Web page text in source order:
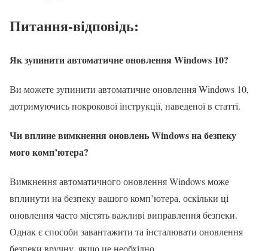
Питання-відповідь:
Як зупинити автоматичне оновлення Windows 10?
Ви можете зупинити автоматичне оновлення Windows 10,
дотримуючись покрокової інструкції, наведеної в статті.
Чи вплине вимкнення оновлень Windows на безпеку
мого комп’ютера?
Вимкнення автоматичного оновлення Windows може
вплинути на безпеку вашого комп’ютера, оскільки ці
оновлення часто містять важливі виправлення безпеки.
Однак є способи завантажити та інсталювати оновлення